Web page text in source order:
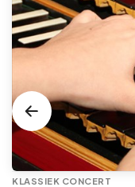
KLASSIEK CONCERT